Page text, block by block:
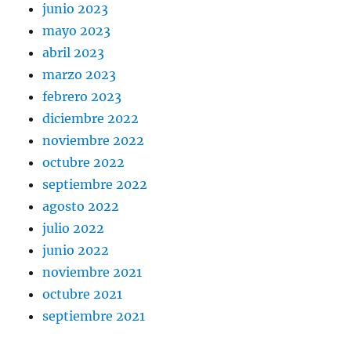
junio 2023
mayo 2023
abril 2023
marzo 2023
febrero 2023
diciembre 2022
noviembre 2022
octubre 2022
septiembre 2022
agosto 2022
julio 2022
junio 2022
noviembre 2021
octubre 2021
septiembre 2021